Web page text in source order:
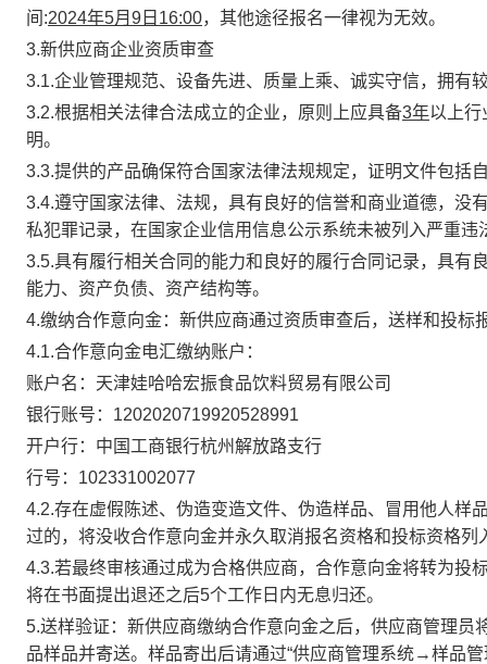
间 :2024年5月 9 日 16:00，其他途径报名一律视为无效。
3.新供应商企业资质审查
3.1.企业管理规范、设备先进、质量上乘、诚实守信，拥有
3.2.根据相关法律合法成立的企业，原则上应具备3年以上行
明。
3.3.提供的产品确保符合国家法律法规规定，证明文件包括
3.4.遵守国家法律、法规，具有良好的信誉和商业道德，没
私犯罪记录，在国家企业信用信息公示系统未被列入严重
3.5.具有履行相关合同的能力和良好的履行合同记录，具有
能力、资产负债、资产结构等。
4.缴纳合作意向金： 新供应商通过资质审查后，送样和投标
4.1.合作意向金电汇缴纳账户：
账户名：天津娃哈哈宏振食品饮料贸易有限公司
银行账号： 1202020719920528991
开户行：中国工商银行杭州解放路支行
行号： 102331002077
4.2.存在虚假陈述、伪造变造文件、伪造样品、冒用他人样
过的，将没收合作意向金并永久取消报名资格和投标资格列
4.3.若最终审核通过成为合格供应商，合作意向金将转为投
将在书面提出退还之后5个工作日内无息归还。
5.送样验证： 新供应商缴纳合作意向金之后，供应商管理员
品样品并寄送。样品寄出后请通过“供应商管理系统→样品